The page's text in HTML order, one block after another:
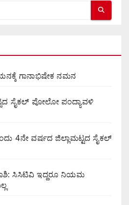
ಗಾನಾಭಿಷೇಕ ನಮನ
ಸೈಕಲ್ ಪೋಲೋ ಪಂದ್ಯಾವಳಿ
4ನೇ ವರ್ಷದ ಜಿಲ್ಲಾಮಟ್ಟದ ಸೈಕಲ್
ಸಿಸಿಟಿವಿ ಇದ್ದರೂ ನಿಯಮ